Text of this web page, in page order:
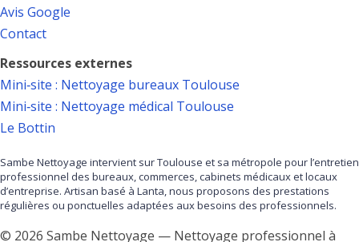
Avis Google
Contact
Ressources externes
Mini‑site : Nettoyage bureaux Toulouse
Mini‑site : Nettoyage médical Toulouse
Le Bottin
Sambe Nettoyage intervient sur Toulouse et sa métropole pour l’entretien
professionnel des bureaux, commerces, cabinets médicaux et locaux
d’entreprise. Artisan basé à Lanta, nous proposons des prestations
régulières ou ponctuelles adaptées aux besoins des professionnels.
© 2026 Sambe Nettoyage — Nettoyage professionnel à